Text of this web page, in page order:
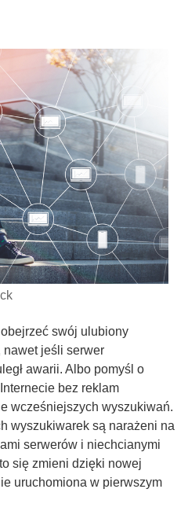
swój ulubiony
nawet jeśli serwer
awarii. Albo pomyśl o
bez reklam
wcześniejszych wyszukiwań.
wyszukiwarek są narażeni na
serwerów i niechcianymi
się zmieni dzięki nowej
uruchomiona w pierwszym